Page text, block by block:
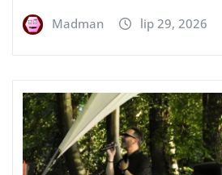
Madman lip 29, 2026